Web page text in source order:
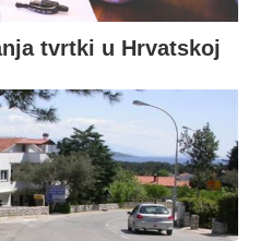
tvrtki u Hrvatskoj